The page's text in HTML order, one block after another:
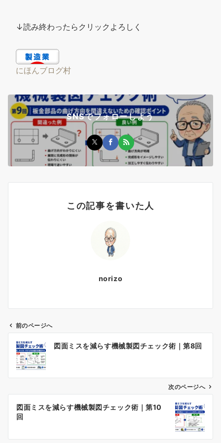
↓読み終わったらクリックよろしく
にほんブログ村
SNSでフォローしよう
この記事を書いた人
norizo
ビ
ン
前のページへ
図面ミスを減らす機械製図チェック術｜第8回
次のページへ
図面ミスを減らす機械製図チェック術｜第10
回